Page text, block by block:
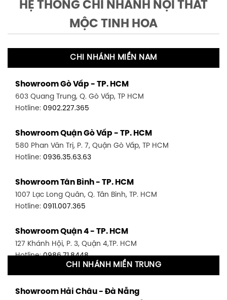
HỆ THỐNG CHI NHÁNH NỘI THẤT
MỘC TINH HOA
CHI NHÁNH MIỀN NAM
Showroom Gò Vấp - TP. HCM
603 Quang Trung, Q. Gò Vấp, TP HCM
Hotline: 0902.227.365
Showroom Quận Gò Vấp - TP. HCM
580 Phan Văn Trị, P. 7, Quận Gò Vấp, TP HCM
Hotline: 0936.35.63.63
Showroom Tân Bình - TP. HCM
1007 Lạc Long Quân, Q. Tân Bình, TP. HCM
Hotline: 0911.007.365
Showroom Quận 4 - TP. HCM
127 Khánh Hội, P. 3, Quận 4,TP. HCM
Hotline:0986.71.8448
1411 Đường 3/2, P. 16, Quận 11, TP. HCM
CHI NHÁNH MIỀN TRUNG
Showroom Hải Châu - Đà Nẵng